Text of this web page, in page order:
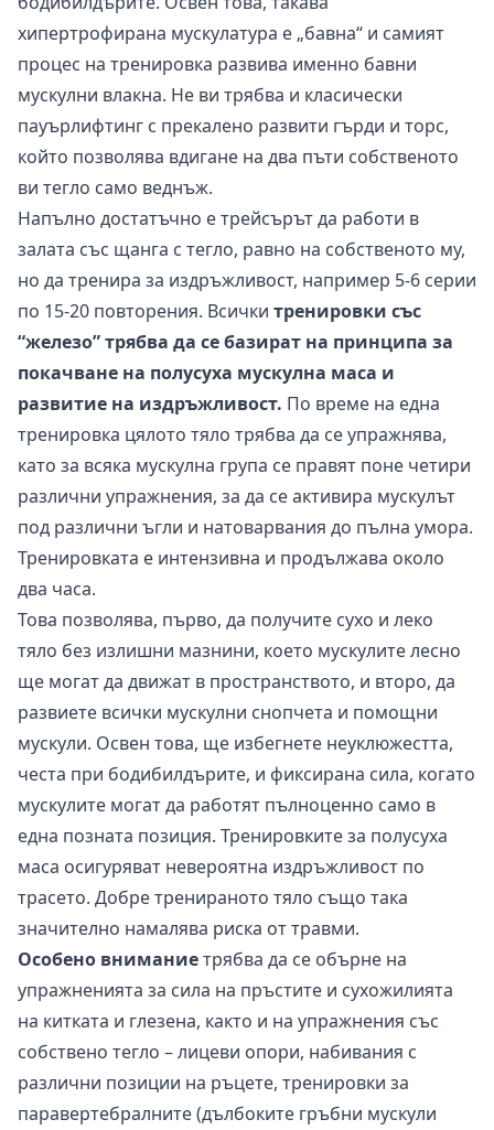
хипертрофирана мускулатура е „бавна“ и самият
процес на тренировка развива именно бавни
мускулни влакна. Не ви трябва и класически
пауърлифтинг с прекалено развити гърди и торс,
който позволява вдигане на два пъти собственото
ви тегло само веднъж.
Напълно достатъчно е трейсърът да работи в
залата със щанга с тегло, равно на собственото му,
но да тренира за издръжливост, например 5-6 серии
по 15-20 повторения. Всички тренировки със
“железо” трябва да се базират на принципа за
покачване на полусуха мускулна маса и
развитие на издръжливост. По време на една
тренировка цялото тяло трябва да се упражнява,
като за всяка мускулна група се правят поне четири
различни упражнения, за да се активира мускулът
под различни ъгли и натоварвания до пълна умора.
Тренировката е интензивна и продължава около
два часа.
Това позволява, първо, да получите сухо и леко
тяло без излишни мазнини, което мускулите лесно
ще могат да движат в пространството, и второ, да
развиете всички мускулни снопчета и помощни
мускули. Освен това, ще избегнете неуклюжестта,
честа при бодибилдърите, и фиксирана сила, когато
мускулите могат да работят пълноценно само в
една позната позиция. Тренировките за полусуха
маса осигуряват невероятна издръжливост по
трасето. Добре тренираното тяло също така
значително намалява риска от травми.
Особено вниманиетрябва да се обърне на
упражненията за сила на пръстите и сухожилията
на китката и глезена, както и на упражнения със
собствено тегло – лицеви опори, набивания с
различни позиции на ръцете, тренировки за
паравертебралните (дълбоките гръбни мускули